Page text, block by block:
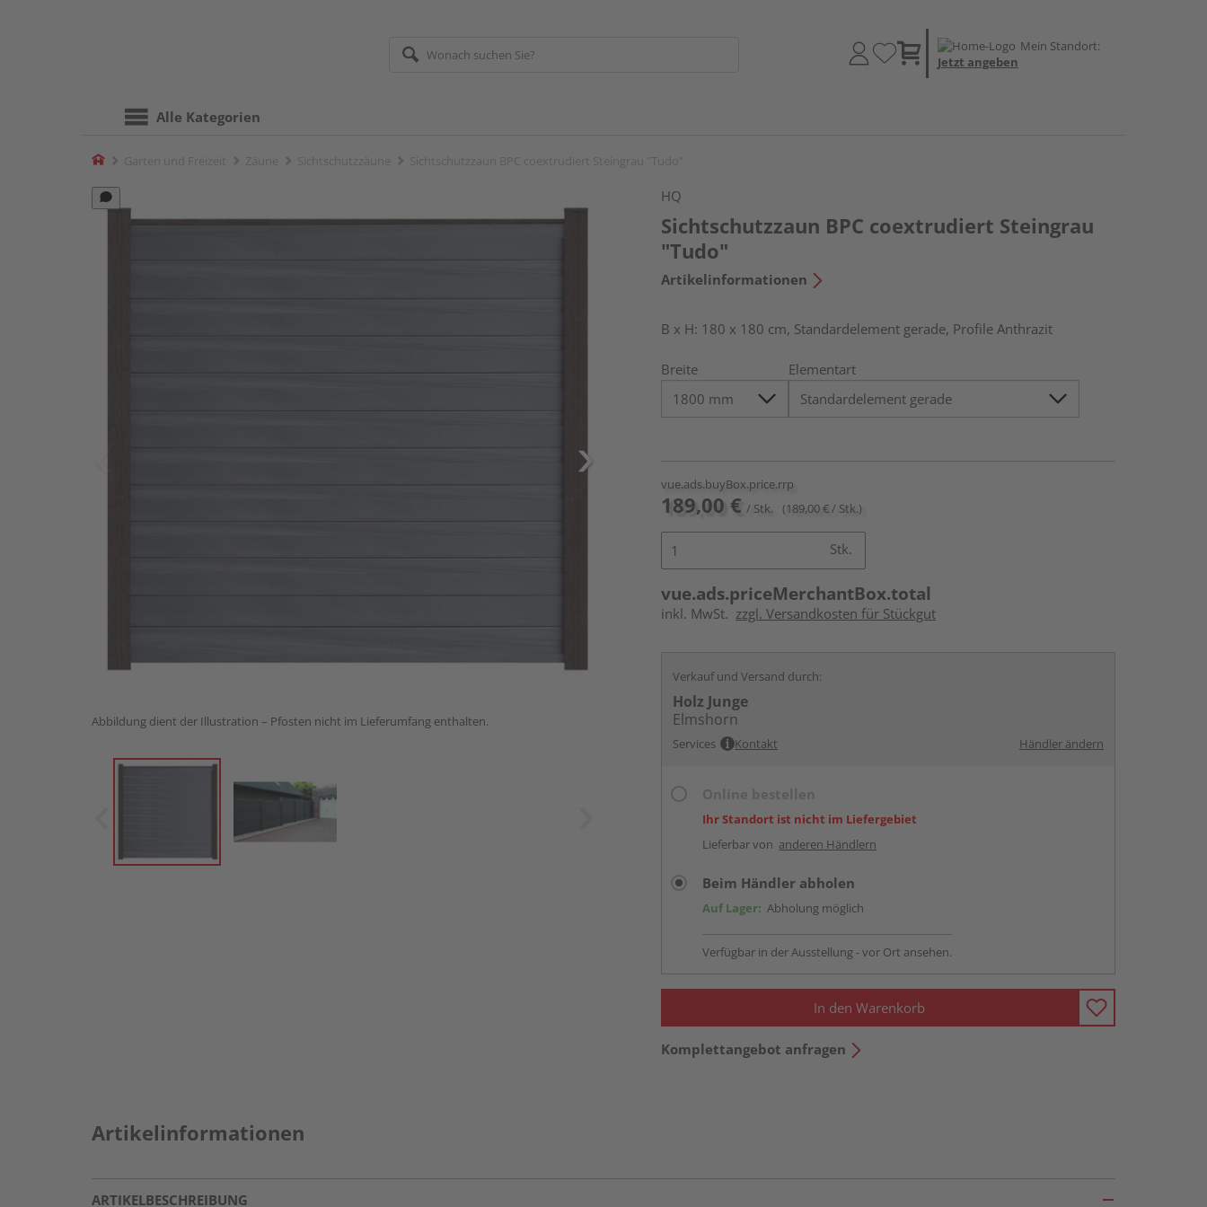
Mein Standort:
Jetzt angeben
Alle Kategorien
Home
Abbildung dient der Illustration – Pfosten nicht im Lieferumfang enthalten.
HQ
Sichtschutzzaun BPC coextrudiert Steingrau
"Tudo"
Artikelinformationen
B x H: 180 x 180 cm, Standardelement gerade, Profile Anthrazit
Breite Elementart
vue.ads.buyBox.price.rrp
189,00 € / Stk. (189,00 € / Stk.)
Stk.
vue.ads.priceMerchantBox.total
inkl. MwSt. zzgl. Versandkosten für Stückgut
Verkauf und Versand durch:
Holz Junge
Elmshorn
Services Kontakt Händler ändern
Ihr Standort ist nicht im Liefergebiet
Lieferbar von anderen Händlern
Beim Händler abholen
Auf Lager: Abholung möglich
Verfügbar in der Ausstellung - vor Ort ansehen.
In den Warenkorb
Komplettangebot anfragen
Artikelinformationen
ARTIKELBESCHREIBUNG